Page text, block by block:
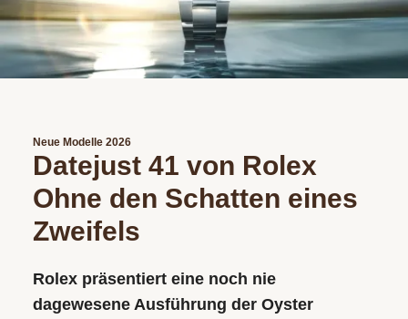
Neue Modelle 2026
Datejust 41 von Rolex
Ohne den Schatten eines
Zweifels
Rolex präsentiert eine noch nie
dagewesene Ausführung der Oyster